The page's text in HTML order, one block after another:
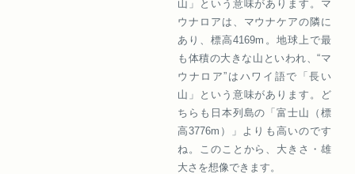
山」という意味があります。マ
ウナロアは、マウナケアの隣に
あり、標高4169m。地球上で最
も体積の大きな山といわれ、“マ
ウナロア”はハワイ語で「長い
山」という意味があります。ど
ちらも日本列島の「富士山（標
高3776m）」よりも高いのです
ね。このことから、大きさ・雄
大さを想像できます。